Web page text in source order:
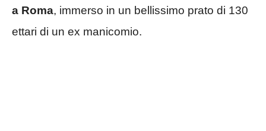
a Roma, immerso in un bellissimo prato di 130
ettari di un ex manicomio.